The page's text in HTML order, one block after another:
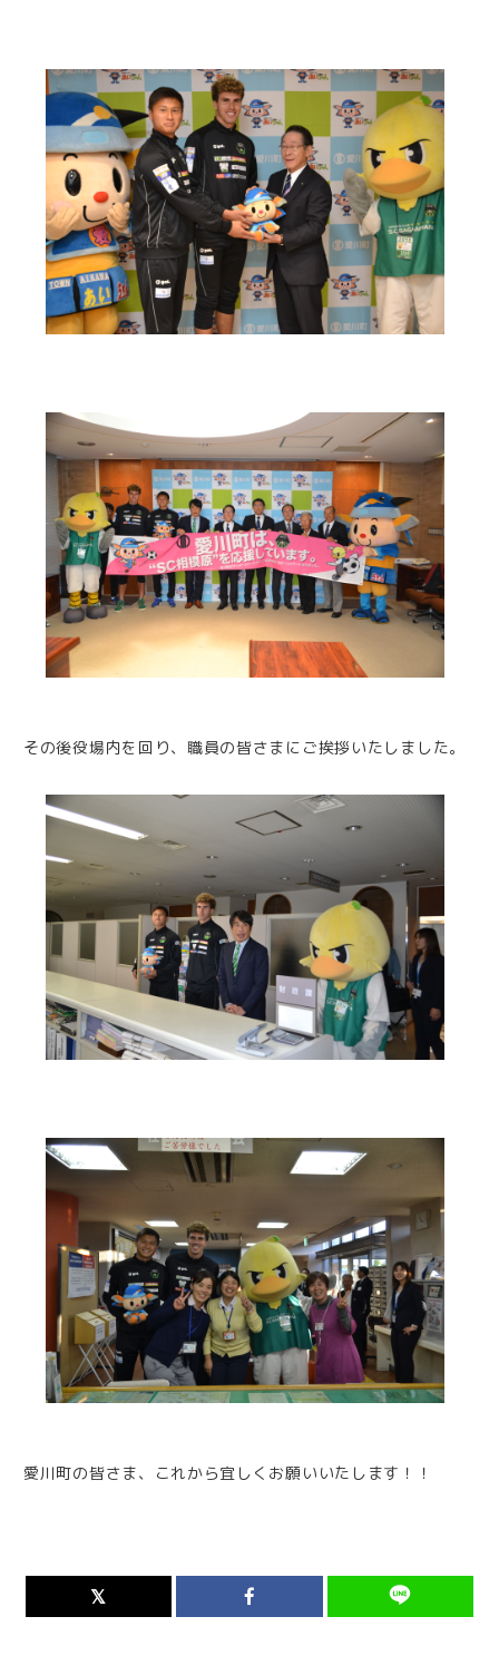
その後役場内を回り、職員の皆さまにご挨拶いたしました。
愛川町の皆さま、これから宜しくお願いいたします！！